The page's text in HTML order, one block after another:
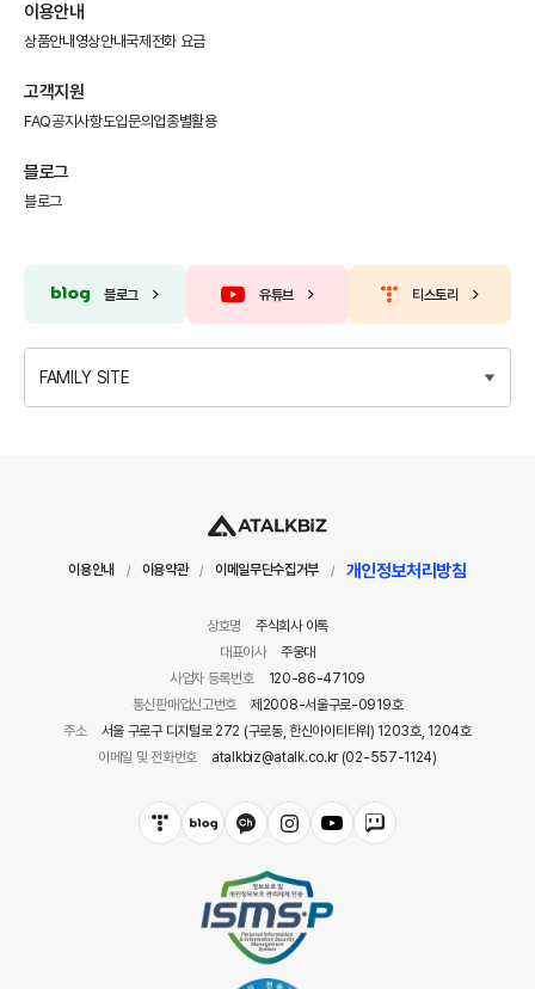
이용안내
상품안내 영상안내국제전화 요금
고객지원
FAQ공지사항도입문의 업종별활용
블로그
블로그
블로그 유튜브 티스토리
FAMILY SITE
이용안내 / 이용약관 / 이메일무단수집거부 / 개인정보처리방침
상호명
주식회사 아톡
대표이사
주웅대
사업자 등록번호
120-86-47109
통신판매업신고번호
제2008-서울구로-0919호
주소
서울 구로구 디지털로 272 (구로동, 한신아이티타워) 1203호, 1204호
이메일 및 전화번호
atalkbiz@atalk.co.kr (02-557-1124)